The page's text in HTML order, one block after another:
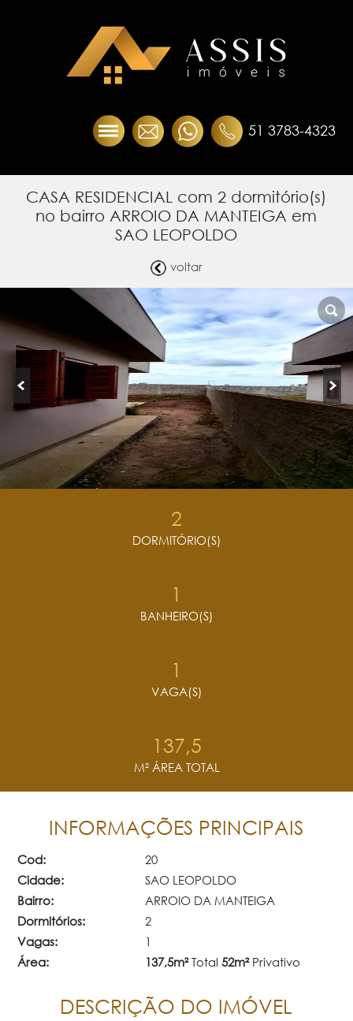
51 3783-4323
CASA RESIDENCIAL com 2 dormitório(s)
no bairro ARROIO DA MANTEIGA em
SAO LEOPOLDO
voltar
2
DORMITÓRIO(S)
1
BANHEIRO(S)
1
VAGA(S)
137,5
M² ÁREA TOTAL
INFORMAÇÕES PRINCIPAIS
Cod:
20
Cidade:
SAO LEOPOLDO
Bairro:
ARROIO DA MANTEIGA
Dormitórios:
2
Vagas:
1
Área:
137,5m²Total 52m²Privativo
DESCRIÇÃO DO IMÓVEL